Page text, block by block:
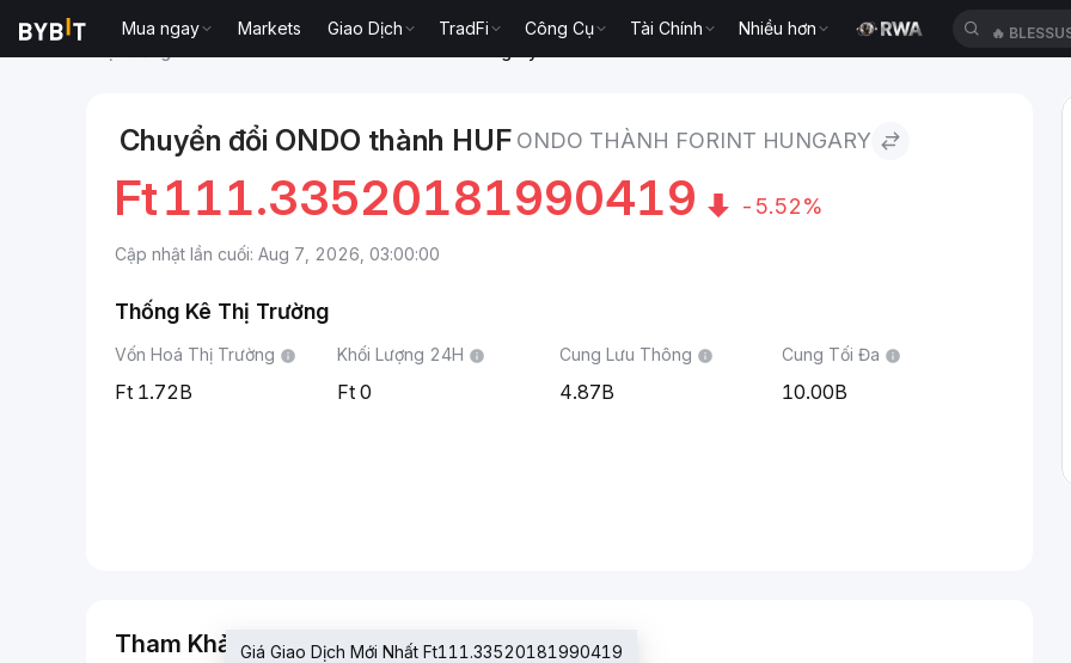
Mua ngay Markets Giao Dịch TradFi Công Cụ Tài Chính Nhiều hơn 🔥
Chuyển đổi ONDO thành HUF ONDO THÀNH FORINT HUNGARY
Ft111.33520181990419 -5.52%
Cập nhật lần cuối: Aug 7, 2026, 03:00:00
Thống Kê Thị Trường
Vốn Hoá Thị Trường
1.72B
Khối Lượng 24H
0
Cung Lưu Thông
4.87B
Cung Tối Đa
10.00B
Tham KhảoGiá Giao Dịch Mới Nhất Ft111.33520181990419